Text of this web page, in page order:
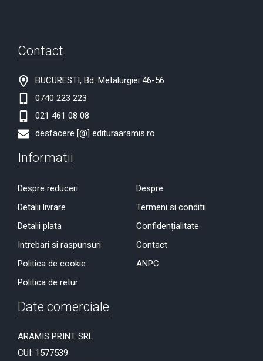
Contact
BUCURESTI, Bd. Metalurgiei 46-56
0740 223 223
021 461 08 08
desfacere [@] edituraaramis.ro
Informatii
Despre reduceri
Detalii livrare
Detalii plata
Intrebari si raspunsuri
Politica de cookie
Politica de retur
Despre
Termeni si conditii
Confidențialitate
Contact
ANPC
Date comerciale
ARAMIS PRINT SRL
CUI: 1577539